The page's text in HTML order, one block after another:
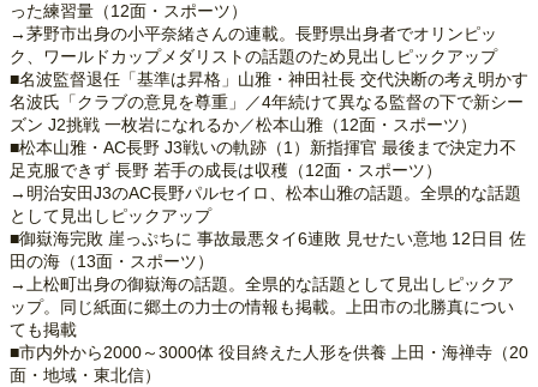
った練習量（12面・スポーツ）
→茅野市出身の小平奈緒さんの連載。長野県出身者でオリンピッ
ク、ワールドカップメダリストの話題のため見出しピックアップ
■名波監督退任「基準は昇格」山雅・神田社長 交代決断の考え明かす
名波氏「クラブの意見を尊重」／4年続けて異なる監督の下で新シー
ズン J2挑戦 一枚岩になれるか／松本山雅（12面・スポーツ）
■松本山雅・AC長野 J3戦いの軌跡（1）新指揮官 最後まで決定力不
足克服できず 長野 若手の成長は収穫（12面・スポーツ）
→明治安田J3のAC長野パルセイロ、松本山雅の話題。全県的な話題
として見出しピックアップ
■御嶽海完敗 崖っぷちに 事故最悪タイ6連敗 見せたい意地 12日目 佐
田の海（13面・スポーツ）
→上松町出身の御嶽海の話題。全県的な話題として見出しピックア
ップ。同じ紙面に郷土の力士の情報も掲載。上田市の北勝真につい
ても掲載
■市内外から2000～3000体 役目終えた人形を供養 上田・海禅寺（20
面・地域・東北信）